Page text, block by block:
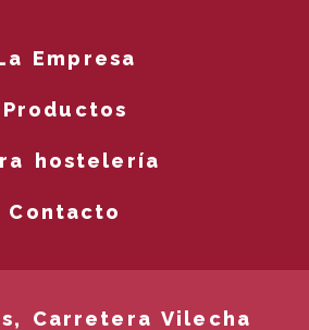
Empresa
Productos
hostelería
Contacto
Carretera Vilecha